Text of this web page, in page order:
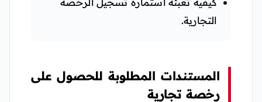
التجارية.
المستندات المطلوبة للحصول على
رخصة تجارية